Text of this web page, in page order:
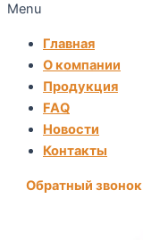
Menu
Главная
О компании
Продукция
FAQ
Новости
Контакты
Обратный звонок